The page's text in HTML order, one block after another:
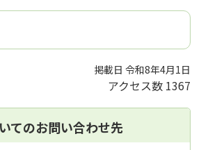
掲載日 令和8年4月1日
アクセス数 1367
てのお問い合わせ先